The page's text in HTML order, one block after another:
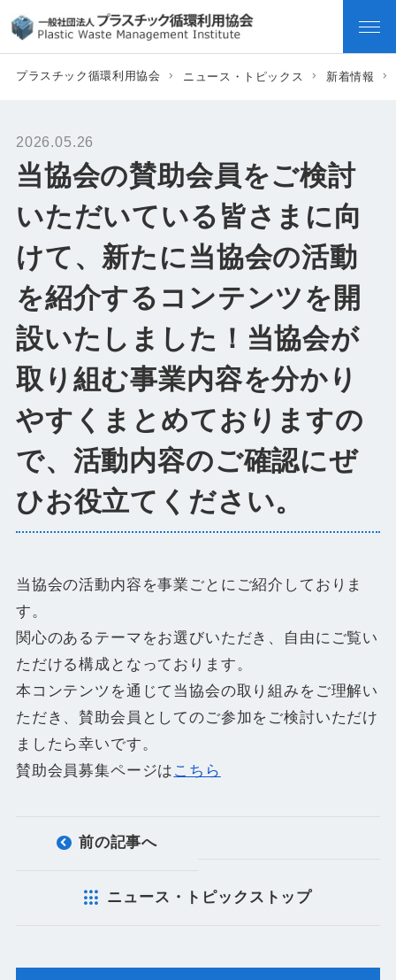
プラスチック循環利用協会 ニュース・トピックス 新着情報
2026.05.26
当協会の賛助会員をご検討
いただいている皆さまに向
けて、新たに当協会の活動
を紹介するコンテンツを開
設いたしました！当協会が
取り組む事業内容を分かり
やすくまとめておりますの
で、活動内容のご確認にぜ
ひお役立てください。
当協会の活動内容を事業ごとにご紹介しておりま
す。
関心のあるテーマをお選びいただき、自由にご覧い
ただける構成となっております。
本コンテンツを通じて当協会の取り組みをご理解い
ただき、賛助会員としてのご参加をご検討いただけ
ましたら幸いです。
賛助会員募集ページは こちら
前の記事へ
ニュース・トピックストップ